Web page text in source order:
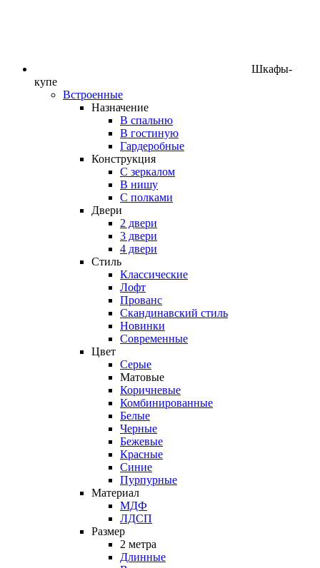
Шкафы-
купе
Встроенные
Назначение
В спальню
В гостиную
Гардеробные
Конструкция
C зеркалом
В нишу
С полками
Двери
2 двери
3 двери
4 двери
Стиль
Классические
Лофт
Прованс
Скандинавский стиль
Новинки
Современные
Цвет
Серые
Матовые
Коричневые
Комбинированные
Белые
Черные
Бежевые
Красные
Синие
Пурпурные
Материал
МДФ
ЛДСП
Размер
2 метра
Длинные